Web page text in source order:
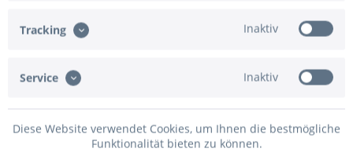
Beschreibung
Eigenschaften dieses Ballonmodells Ballondurchmesser:
160cm Ballonmaterial: Naturlatex...
Bewertungen
Bewertungen lesen, schreiben und diskutieren...
Tracking Inaktiv
Service Inaktiv
Diese Website verwendet Cookies, um Ihnen die bestmögliche
Funktionalität bieten zu können.